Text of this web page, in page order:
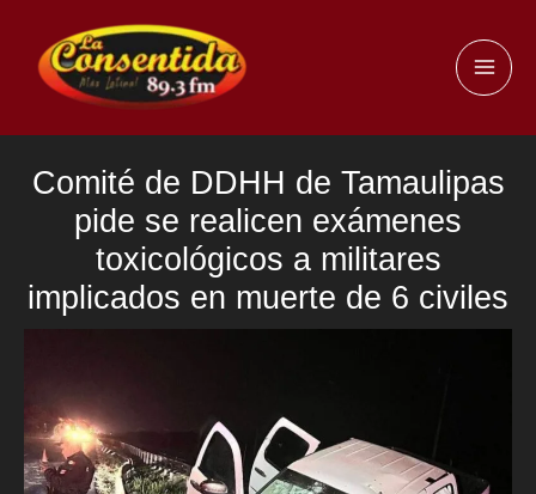
contenido
Comité de DDHH de Tamaulipas
pide se realicen exámenes
toxicológicos a militares
implicados en muerte de 6 civiles